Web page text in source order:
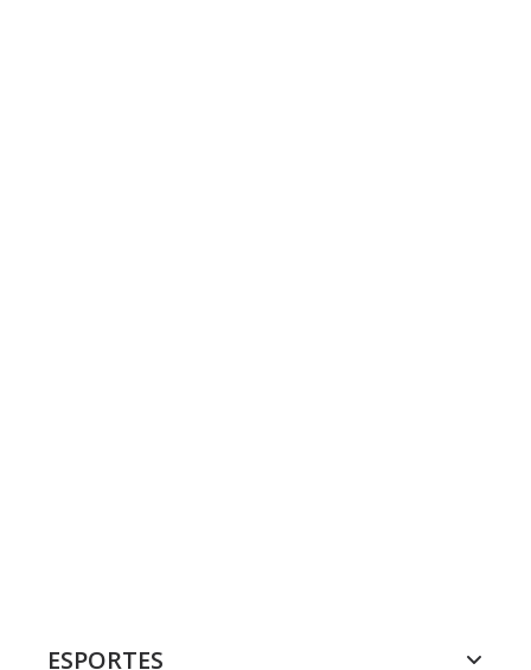
ESPORTES